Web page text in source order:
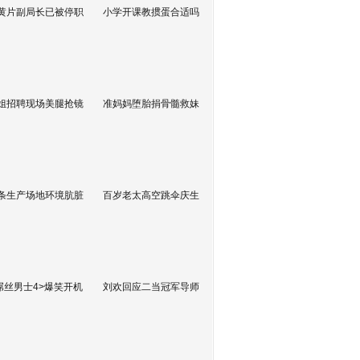
片副局长已被停职 小学开课教掼蛋合适吗
招聘现场美腿抢镜 准妈妈堕胎捐骨髓救妹
生产场地环境肮脏 百岁老太高空跳伞庆生
丝男士4>爆笑开机 刘欢回应二当冠军导师